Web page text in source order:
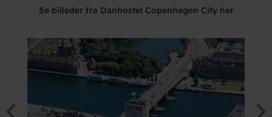
Se billeder fra Danhostel Copenhagen City her